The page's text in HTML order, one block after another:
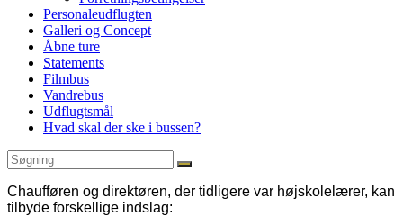
Personaleudflugten
Galleri og Concept
Åbne ture
Statements
Filmbus
Vandrebus
Udflugtsmål
Hvad skal der ske i bussen?
Chaufføren og direktøren, der tidligere var højskolelærer, kan
tilbyde forskellige indslag: